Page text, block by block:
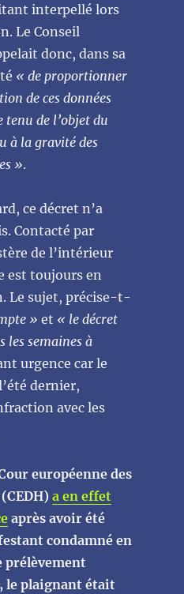
interpellé lors
Le Conseil
donc, dans sa
« de proportionner
de ces données
tenu de l’objet du
à la gravité des
».
ce décret n’a
Contacté par
de l’intérieur
est toujours en
Le sujet, précise-t-
» et « le décret
les semaines à
urgence car le
dernier,
avec les
européenne des
a en effet
après avoir été
condamné en
prélèvement
le plaignant était